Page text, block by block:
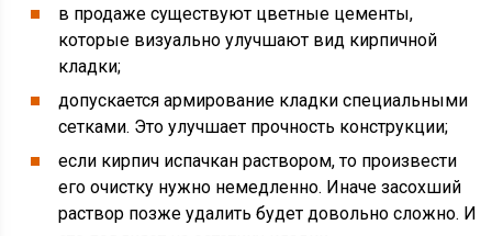
в продаже существуют цветные цементы,
которые визуально улучшают вид кирпичной
кладки;
допускается армирование кладки специальными
сетками. Это улучшает прочность конструкции;
если кирпич испачкан раствором, то произвести
его очистку нужно немедленно. Иначе засохший
раствор позже удалить будет довольно сложно. И